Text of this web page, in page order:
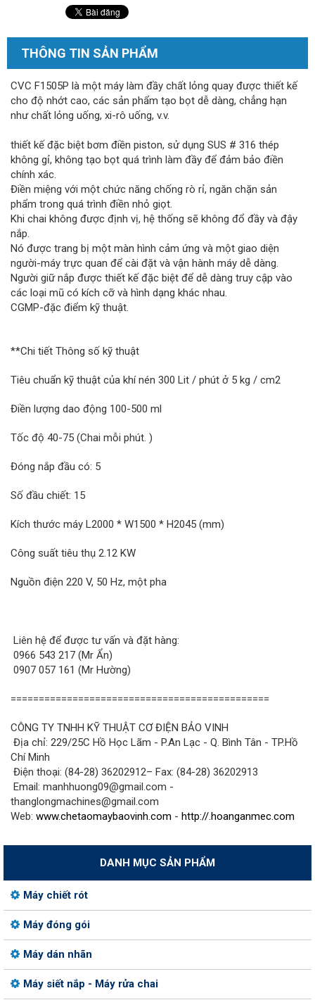
THÔNG TIN SẢN PHẨM
CVC F1505P là một máy làm đầy chất lỏng quay được thiết kế
cho độ nhớt cao, các sản phẩm tạo bọt dễ dàng, chẳng hạn
như chất lỏng uống, xi-rô uống, v.v.
thiết kế đặc biệt bơm điền piston, sử dụng SUS # 316 thép
không gỉ, không tạo bọt quá trình làm đầy để đảm bảo điền
chính xác.
Điền miệng với một chức năng chống rò rỉ, ngăn chặn sản
phẩm trong quá trình điền nhỏ giọt.
Khi chai không được định vị, hệ thống sẽ không đổ đầy và đậy
nắp.
Nó được trang bị một màn hình cảm ứng và một giao diện
người-máy trực quan để cài đặt và vận hành máy dễ dàng.
Người giữ nắp được thiết kế đặc biệt để dễ dàng truy cập vào
các loại mũ có kích cỡ và hình dạng khác nhau.
CGMP-đặc điểm kỹ thuật.
**Chi tiết Thông số kỹ thuật
Tiêu chuẩn kỹ thuật của khí nén 300 Lit / phút ở 5 kg / cm2
Điền lượng dao động 100-500 ml
Tốc độ 40-75 (Chai mỗi phút. )
Đóng nắp đầu có: 5
Số đầu chiết: 15
Kích thước máy L2000 * W1500 * H2045 (mm)
Công suất tiêu thụ 2.12 KW
Nguồn điện 220 V, 50 Hz, một pha
Liên hệ để được tư vấn và đặt hàng:
0966 543 217 (Mr Ẩn)
0907 057 161 (Mr Hường)
==============================================
CÔNG TY TNHH KỸ THUẬT CƠ ĐIỆN BẢO VINH
Địa chỉ: 229/25C Hồ Học Lãm - P.An Lạc - Q. Bình Tân - TP.Hồ
Chí Minh
Điện thoại: (84-28) 36202912– Fax: (84-28) 36202913
Email: manhhuong09@gmail.com -
thanglongmachines@gmail.com
Web: www.chetaomaybaovinh.com - http://.hoanganmec.com
DANH MỤC SẢN PHẨM
Máy chiết rót
Máy đóng gói
Máy dán nhãn
Máy siết nắp - Máy rửa chai